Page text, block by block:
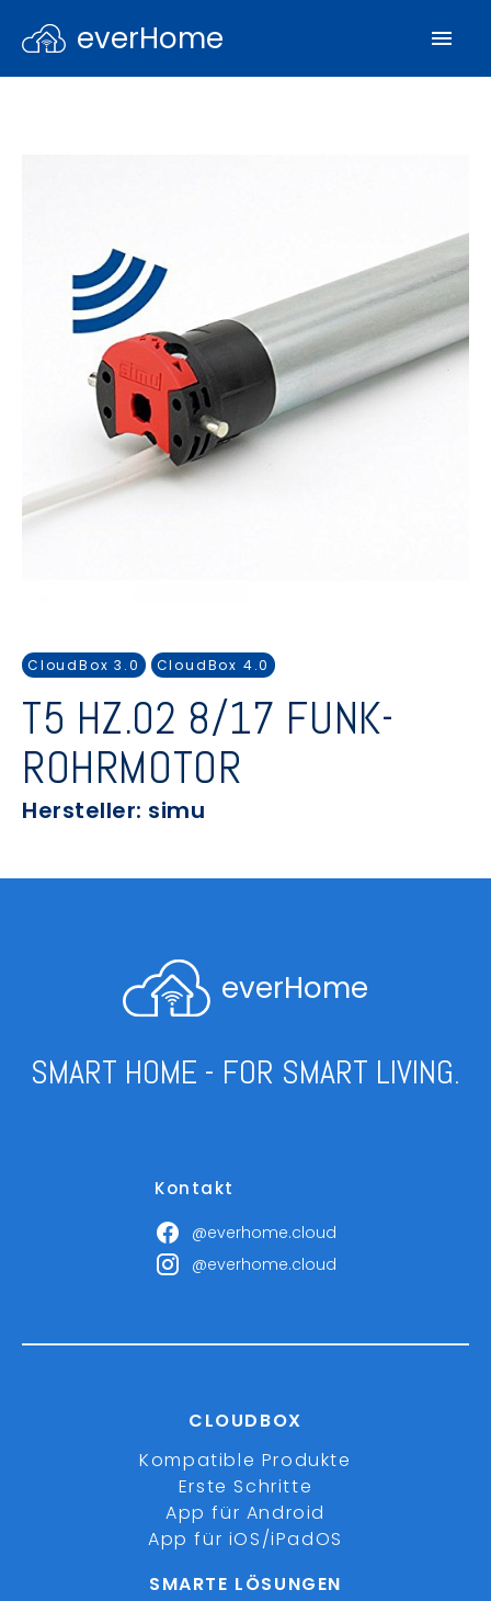
everHome
CloudBox 3.0 CloudBox 4.0
T5 HZ.02 8/17 FUNK-
ROHRMOTOR
Hersteller: simu
everHome
SMART HOME - FOR SMART LIVING.
Kontakt
@everhome.cloud
@everhome.cloud
CLOUDBOX
Kompatible Produkte
Erste Schritte
App für Android
App für iOS/iPadOS
SMARTE LÖSUNGEN